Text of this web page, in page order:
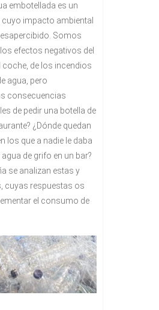
embotellada es un
impacto ambiental
Somos
efectos negativos del
de los incendios
agua, pero
consecuencias
de pedir una botella de
¿Dónde quedan
los que a nadie le daba
de grifo en un bar?
se analizan estas y
cuyas respuestas os
el consumo de